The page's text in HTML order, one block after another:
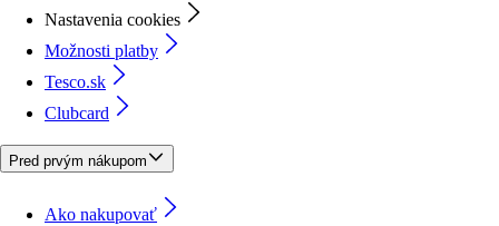
Nastavenia cookies
Možnosti platby
Tesco.sk
Clubcard
Pred prvým nákupom
Ako nakupovať